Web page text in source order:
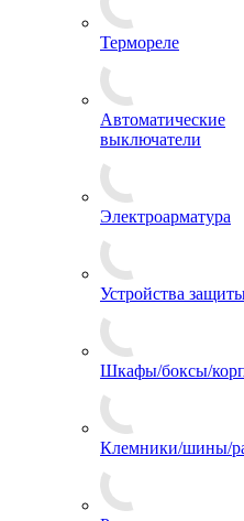
Термореле
Автоматические
выключатели
Электроарматура
Устройства
Шкафы/боксы/
Клемники/шины/